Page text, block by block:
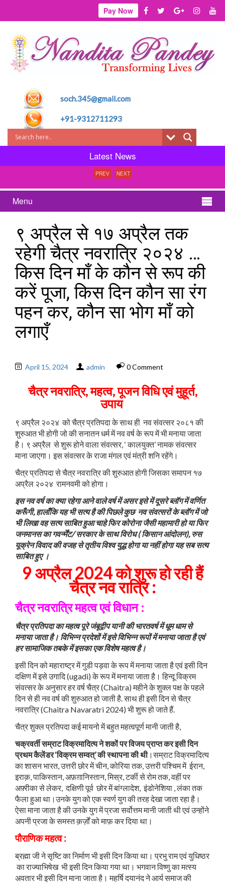
Pay Now
soch.345@gmail.com
+91-9312711293
Latest News
PREV NEXT
Menu
९ अप्रैल से १७ अप्रैल तक
रहेगी चैत्र नवरात्रि २०२४ …
किस दिन माँ के कौन से रूप की
करें पूजा, किस दिन कौन सा रंग
पहन कर, कौन सा भोग माँ को
लगाएँ
April 15, 2024 admin 0 Comment
चैत्र नवरात्रि, महत्व, पूजन विधि एवं मुहूर्त,
उपाय
९ अप्रैल २०२४ को चैत्र प्रतिपदा के साथ ही नव संवत्सर २०८१ की
शुरुआत भी होगी जो की सनातन धर्म में नव वर्ष के रूप में भी मनाया जाता
है। ९ अप्रैल से शुरू होने वाला संवत्सर, ‘ कालयुक्त’ नामक संवत्सर
माना जाएगा। इस संवत्सर के राजा मंगल एवं मंत्री शनि रहेंगे।
चैत्र प्रतिपदा से चैत्र नवरात्रि की शुरुआत होगी जिसका समापन १७
अप्रैल २०२४ रामनवमी को होगा।
इस नव वर्ष का क्या रहेगा आने वाले वर्ष में असर इसे में दूसरे ब्लॉग में वर्णित
करूँगी, हालाँकि यह भी सत्य है की पिछले कुछ नव संवत्सरों के ब्लॉग में जो
भी लिखा वह सत्य साबित हुआ चाहे फिर कोरोना जैसी महामारी हो या फिर
जनमानस का गवर्न्मेंट/ सरकार के साथ विरोध ( किसान आंदोलन), रुस
यूक्रेन विवाद की वजह से तृतीय विश्व युद्ध होगा या नहीं होगा यह सब सत्य
साबित हुए ।
9 अप्रैल 2024 को शुरू हो रही हैं
चैत्र नव रात्रि :
चैत्र नवरात्रि महत्व एवं विधान :
चैत्र प्रतिपदा का महत्व पूरे जंबूद्वीप यानी की भारतवर्ष में धूम धाम से
मनाया जाता है। विभिन्न प्रदेशों में इसे विभिन्न रूपों में मनाया जाता है एवं
हर सामाजिक तबके में इसका एक विशेष महत्व है।
इसी दिन को महाराष्ट्र में गुडी पड़वा के रूप में मनाया जाता है एवं इसी दिन
दक्षिण में इसे उगादि (ugadi) के रूप में मनाया जाता है। हिन्‍दू विक्रम
संवत्सर के अनुसार हर वर्ष चैत्र (Chaitra) महीने के शुक्ल पक्ष के पहले
दिन से ही नव वर्ष की शुरुआत हो जाती है. साथ ही इसी दिन से चैत्र
नवरात्रि (Chaitra Navaratri 2024) भी शुरू हो जाते हैं.
चैत्र शुक्ल प्रतिपदा कई मायनो में बहुत महत्वपूर्ण मानी जाती है,
चक्रवर्ती सम्राट विक्रमादित्य ने शकों पर विजय प्राप्त कर इसी दिन
प्रथम कैलेंडर ‘विक्रम सम्वत्’ की स्थापना की थी।सम्राट विक्रमादित्य
का शासन भारत, उत्तरी छोर में चीन, कोरिया तक, उत्तरी पश्चिम में ईरान,
इराक़, पाकिस्तान, अफ़ग़ानिस्तान, मिस्र, टर्की से रोम तक, वहीं पर
अफ़्रीका से लेकर, दक्षिणी पूर्व छोर में बांग्लादेश, इंडोनेशिया , लंका तक
फैला हुआ था।उनके युग को एक स्वर्ण युग की तरह देखा जाता रहा है।
ऐसा माना जाता है की उनके युग में प्रजा सर्वोत्तम मानी जाती थी एवं उन्होंने
अपनी प्रजा के समस्त क़र्ज़ों को माफ़ कर दिया था।
पौराणिक महत्व :
ब्रह्मा जी ने सृष्टि का निर्माण भी इसी दिन किया था। प्रभु राम एवं युधिष्ठर
का राज्याभिषेख भी इसी दिन किया गया था। भगवान विष्णु का मत्स्य
अवतार भी इसी दिन माना जाता है। महर्षि दयानंद ने आर्य समाज की